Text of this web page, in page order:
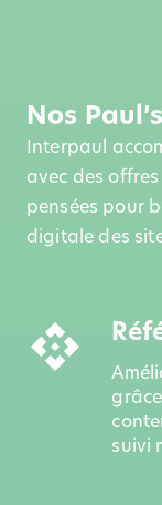
Nos
Interpaul
avec des
pensées pour
digitale des
api
suivi